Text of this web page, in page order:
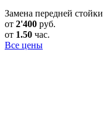
Замена передней стойки
от 2'400 руб.
от 1.50 час.
Все цены